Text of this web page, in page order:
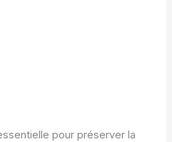
pour préserver la